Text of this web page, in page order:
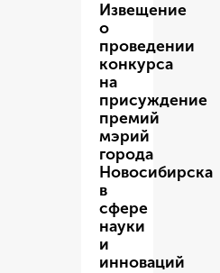
Извещение
о
проведении
конкурса
на
присуждение
премий
мэрий
города
Новосибирска
в
сфере
науки
и
инноваций